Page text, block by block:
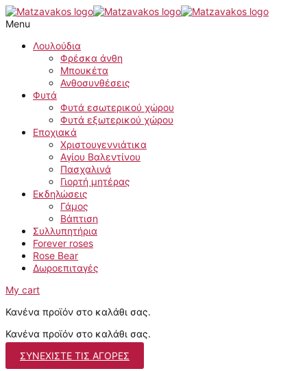
Μετάβαση
στο
περιεχόμενο
Menu
Λουλούδια
Φρέσκα άνθη
Μπουκέτα
Ανθοσυνθέσεις
Φυτά
Φυτά εσωτερικού χώρου
Φυτά εξωτερικού χώρου
Εποχιακά
Χριστουγεννιάτικα
Αγίου Βαλεντίνου
Πασχαλινά
Γιορτή μητέρας
Εκδηλώσεις
Γάμος
Βάπτιση
Συλλυπητήρια
Forever roses
Rose Bear
Δωροεπιταγές
My cart
Κανένα προϊόν στο καλάθι σας.
Κανένα προϊόν στο καλάθι σας.
ΣΥΝΕΧΊΣΤΕ ΤΙΣ ΑΓΟΡΈΣ
Σανσεβιέρια
ποσότητα